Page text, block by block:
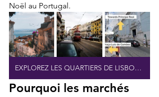
Noël au Portugal.
EXPLOREZ LES QUARTIERS DE LISBONNE
Pourquoi les marchés